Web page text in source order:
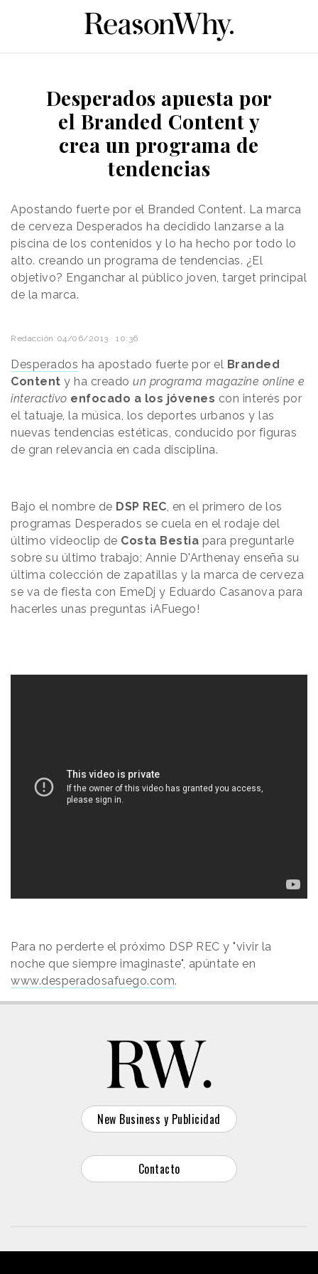
Desperados apuesta por
el Branded Content y
crea un programa de
tendencias
Apostando fuerte por el Branded Content. La marca
de cerveza Desperados ha decidido lanzarse a la
piscina de los contenidos y lo ha hecho por todo lo
alto. creando un programa de tendencias. ¿El
objetivo? Enganchar al público joven, target principal
de la marca.
Redacción 04/06/2013 · 10:36
Desperados ha apostado fuerte por el Branded
Content y ha creado un programa magazine online e
interactivo enfocado a los jóvenes con interés por
el tatuaje, la música, los deportes urbanos y las
nuevas tendencias estéticas, conducido por figuras
de gran relevancia en cada disciplina.
Bajo el nombre de DSP REC , en el primero de los
programas Desperados se cuela en el rodaje del
último videoclip de Costa Bestia para preguntarle
sobre su último trabajo; Annie D'Arthenay enseña su
última colección de zapatillas y la marca de cerveza
se va de fiesta con EmeDj y Eduardo Casanova para
hacerles unas preguntas ¡AFuego!
Para no perderte el próximo DSP REC y "vivir la
noche que siempre imaginaste", apúntate en
www.desperadosafuego.com.
New Business y Publicidad
Contacto
© 2026 Reason Why